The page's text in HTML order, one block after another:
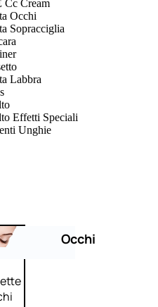
Cc Cream
Occhi
Sopracciglia
Labbra
Effetti Speciali
Unghie
Occhi